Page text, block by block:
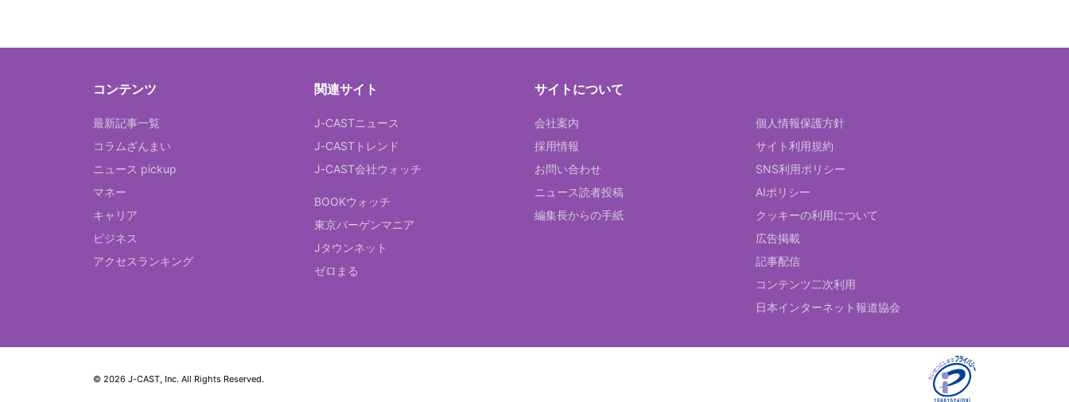
コンテンツ
最新記事一覧
コラムざんまい
ニュース pickup
マネー
キャリア
ビジネス
アクセスランキング
関連サイト
J-CASTニュース
J-CASTトレンド
J-CAST会社ウォッチ
BOOKウォッチ
東京バーゲンマニア
Jタウンネット
ゼロまる
サイトについて
会社案内
採用情報
お問い合わせ
ニュース読者投稿
編集長からの手紙
個人情報保護方針
サイト利用規約
SNS利用ポリシー
AIポリシー
クッキーの利用について
広告掲載
記事配信
コンテンツ二次利用
日本インターネット報道協会
© 2026 J-CAST, Inc. All Rights Reserved.